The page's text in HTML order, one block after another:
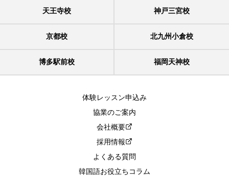
天王寺校 神戸三宮校
京都校 北九州小倉校
博多駅前校 福岡天神校
体験レッスン申込み
協業のご案内
会社概要
採用情報
よくある質問
韓国語お役立ちコラム